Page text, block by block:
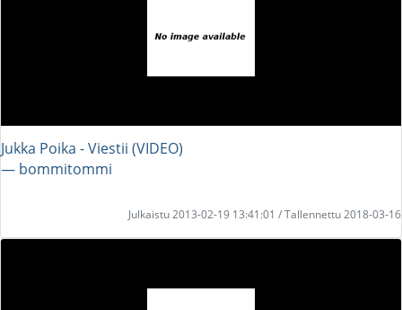
Jukka Poika - Viestii (VIDEO)
― bommitommi
Julkaistu 2013-02-19 13:41:01 / Tallennettu 2018-03-16